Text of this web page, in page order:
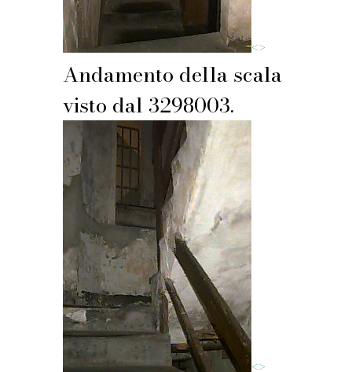
<>
Andamento della scala
visto dal 3298003.
<>